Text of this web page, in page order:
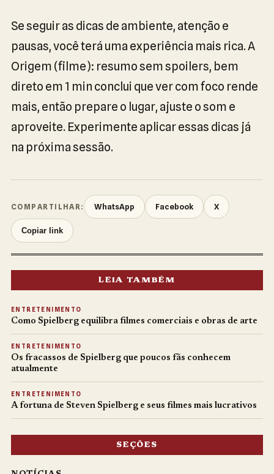
Se seguir as dicas de ambiente, atenção e
pausas, você terá uma experiência mais rica. A
Origem (filme): resumo sem spoilers, bem
direto em 1 min conclui que ver com foco rende
mais, então prepare o lugar, ajuste o som e
aproveite. Experimente aplicar essas dicas já
na próxima sessão.
COMPARTILHAR: WhatsApp Facebook X
Copiar link
LEIA TAMBÉM
ENTRETENIMENTO
Como Spielberg equilibra filmes comerciais e obras de arte
ENTRETENIMENTO
Os fracassos de Spielberg que poucos fãs conhecem
atualmente
ENTRETENIMENTO
A fortuna de Steven Spielberg e seus filmes mais lucrativos
SEÇÕES